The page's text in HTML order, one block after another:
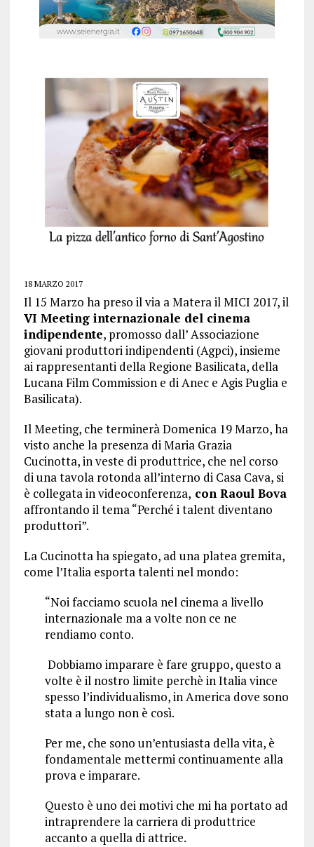
18 MARZO 2017
Il 15 Marzo ha preso il via a Matera il MICI 2017, il
VI Meeting internazionale del cinema
indipendente, promosso dall’ Associazione
giovani produttori indipendenti (Agpci), insieme
ai rappresentanti della Regione Basilicata, della
Lucana Film Commission e di Anec e Agis Puglia e
Basilicata).
Il Meeting, che terminerà Domenica 19 Marzo, ha
visto anche la presenza di Maria Grazia
Cucinotta, in veste di produttrice, che nel corso
di una tavola rotonda all’interno di Casa Cava, si
è collegata in videoconferenza, con Raoul Bova
affrontando il tema “Perché i talent diventano
produttori”.
La Cucinotta ha spiegato, ad una platea gremita,
come l’Italia esporta talenti nel mondo:
“Noi facciamo scuola nel cinema a livello
internazionale ma a volte non ce ne
rendiamo conto.
Dobbiamo imparare è fare gruppo, questo a
volte è il nostro limite perchè in Italia vince
spesso l’individualismo, in America dove sono
stata a lungo non è così.
Per me, che sono un’entusiasta della vita, è
fondamentale mettermi continuamente alla
prova e imparare.
Questo è uno dei motivi che mi ha portato ad
intraprendere la carriera di produttrice
accanto a quella di attrice.